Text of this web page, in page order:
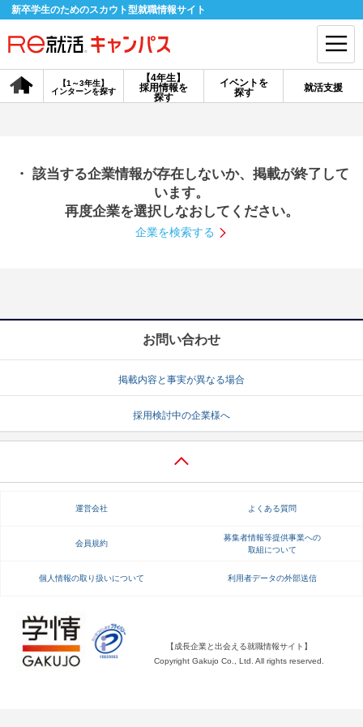
新卒学生のためのスカウト型就職情報サイト
【4年生】
採用情報を
探す
【1～3年生】
インターンを探す
イベントを
探す
就活支援
会員登録 ログイン
探す
【4年生】
説明会を探す
就活ノウハウ・サポート
就活ノウハウが満載！ お役立ち記事・相談室など
就活ニュースペーパー よくある質問
不明点があればこちら
・ 該当する企業情報が存在しないか、掲載が終了して
います。
再度企業を選択しなおしてください。
企業を検索する
お問い合わせ
掲載内容と事実が異なる場合
採用検討中の企業様へ
運営会社 よくある質問
会員規約
募集者情報等提供事業への
取組について
個人情報の取り扱いについて 利用者データの外部送信
【成長企業と出会える就職情報サイト】
Copyright Gakujo Co., Ltd. All rights reserved.